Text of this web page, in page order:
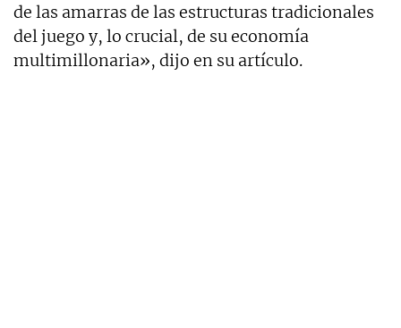
de las amarras de las estructuras tradicionales
del juego y, lo crucial, de su economía
multimillonaria», dijo en su artículo.